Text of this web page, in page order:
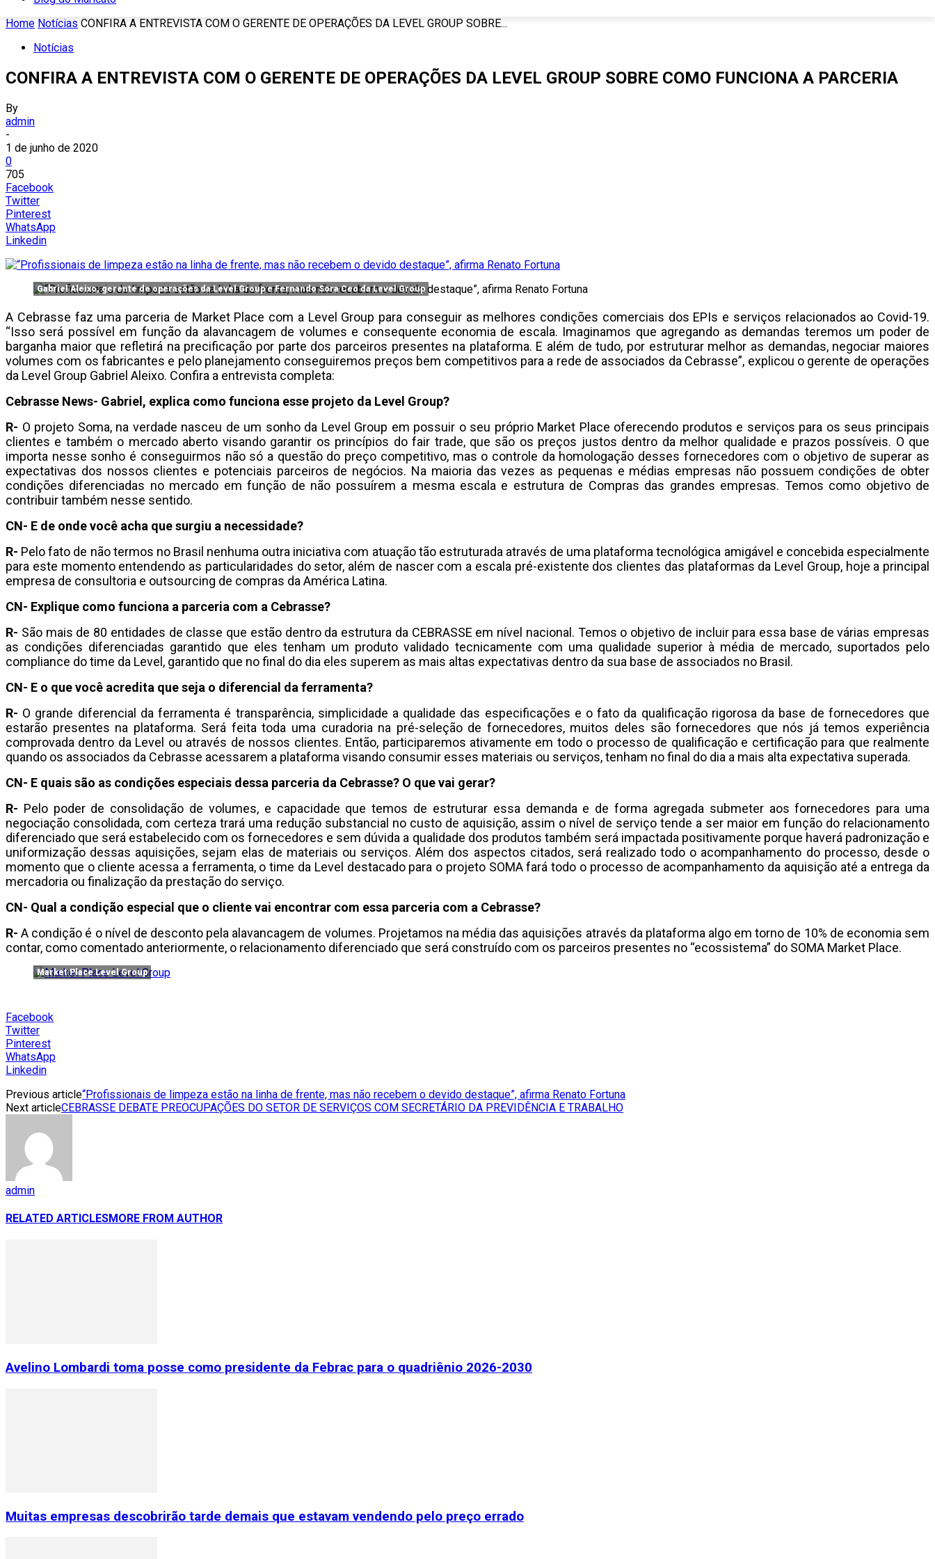
Home Notícias CONFIRA A ENTREVISTA COM O GERENTE DE OPERAÇÕES DA LEVEL GROUP SOBRE...
Notícias
CONFIRA A ENTREVISTA COM O GERENTE DE OPERAÇÕES DA LEVEL GROUP SOBRE COMO FUNCIONA A PARCERIA
By
admin
-
1 de junho de 2020
0
705
Facebook
Twitter
Pinterest
WhatsApp
Linkedin
Gabriel Aleixo, gerente de operações da Level Group e Fernando Sora Ceo da Level Group
A Cebrasse faz uma parceria de Market Place com a Level Group para conseguir as melhores condições comerciais dos EPIs e serviços relacionados ao Covid-19.
“Isso será possível em função da alavancagem de volumes e consequente economia de escala. Imaginamos que agregando as demandas teremos um poder de
barganha maior que refletirá na precificação por parte dos parceiros presentes na plataforma. E além de tudo, por estruturar melhor as demandas, negociar maiores
volumes com os fabricantes e pelo planejamento conseguiremos preços bem competitivos para a rede de associados da Cebrasse”, explicou o gerente de operações
da Level Group Gabriel Aleixo. Confira a entrevista completa:
Cebrasse News- Gabriel, explica como funciona esse projeto da Level Group?
R- O projeto Soma, na verdade nasceu de um sonho da Level Group em possuir o seu próprio Market Place oferecendo produtos e serviços para os seus principais
clientes e também o mercado aberto visando garantir os princípios do fair trade, que são os preços justos dentro da melhor qualidade e prazos possíveis. O que
importa nesse sonho é conseguirmos não só a questão do preço competitivo, mas o controle da homologação desses fornecedores com o objetivo de superar as
expectativas dos nossos clientes e potenciais parceiros de negócios. Na maioria das vezes as pequenas e médias empresas não possuem condições de obter
condições diferenciadas no mercado em função de não possuírem a mesma escala e estrutura de Compras das grandes empresas. Temos como objetivo de
contribuir também nesse sentido.
CN- E de onde você acha que surgiu a necessidade?
R- Pelo fato de não termos no Brasil nenhuma outra iniciativa com atuação tão estruturada através de uma plataforma tecnológica amigável e concebida especialmente
para este momento entendendo as particularidades do setor, além de nascer com a escala pré-existente dos clientes das plataformas da Level Group, hoje a principal
empresa de consultoria e outsourcing de compras da América Latina.
CN- Explique como funciona a parceria com a Cebrasse?
R- São mais de 80 entidades de classe que estão dentro da estrutura da CEBRASSE em nível nacional. Temos o objetivo de incluir para essa base de várias empresas
as condições diferenciadas garantido que eles tenham um produto validado tecnicamente com uma qualidade superior à média de mercado, suportados pelo
compliance do time da Level, garantido que no final do dia eles superem as mais altas expectativas dentro da sua base de associados no Brasil.
CN- E o que você acredita que seja o diferencial da ferramenta?
R- O grande diferencial da ferramenta é transparência, simplicidade a qualidade das especificações e o fato da qualificação rigorosa da base de fornecedores que
estarão presentes na plataforma. Será feita toda uma curadoria na pré-seleção de fornecedores, muitos deles são fornecedores que nós já temos experiência
comprovada dentro da Level ou através de nossos clientes. Então, participaremos ativamente em todo o processo de qualificação e certificação para que realmente
quando os associados da Cebrasse acessarem a plataforma visando consumir esses materiais ou serviços, tenham no final do dia a mais alta expectativa superada.
CN- E quais são as condições especiais dessa parceria da Cebrasse? O que vai gerar?
R- Pelo poder de consolidação de volumes, e capacidade que temos de estruturar essa demanda e de forma agregada submeter aos fornecedores para uma
negociação consolidada, com certeza trará uma redução substancial no custo de aquisição, assim o nível de serviço tende a ser maior em função do relacionamento
diferenciado que será estabelecido com os fornecedores e sem dúvida a qualidade dos produtos também será impactada positivamente porque haverá padronização e
uniformização dessas aquisições, sejam elas de materiais ou serviços. Além dos aspectos citados, será realizado todo o acompanhamento do processo, desde o
momento que o cliente acessa a ferramenta, o time da Level destacado para o projeto SOMA fará todo o processo de acompanhamento da aquisição até a entrega da
mercadoria ou finalização da prestação do serviço.
CN- Qual a condição especial que o cliente vai encontrar com essa parceria com a Cebrasse?
R- A condição é o nível de desconto pela alavancagem de volumes. Projetamos na média das aquisições através da plataforma algo em torno de 10% de economia sem
contar, como comentado anteriormente, o relacionamento diferenciado que será construído com os parceiros presentes no “ecossistema” do SOMA Market Place.
Market Place Level Group
Facebook
Twitter
Pinterest
WhatsApp
Linkedin
Previous article“Profissionais de limpeza estão na linha de frente, mas não recebem o devido destaque”, afirma Renato Fortuna
Next articleCEBRASSE DEBATE PREOCUPAÇÕES DO SETOR DE SERVIÇOS COM SECRETÁRIO DA PREVIDÊNCIA E TRABALHO
admin
RELATED ARTICLESMORE FROM AUTHOR
Avelino Lombardi toma posse como presidente da Febrac para o quadriênio 2026-2030
Muitas empresas descobrirão tarde demais que estavam vendendo pelo preço errado